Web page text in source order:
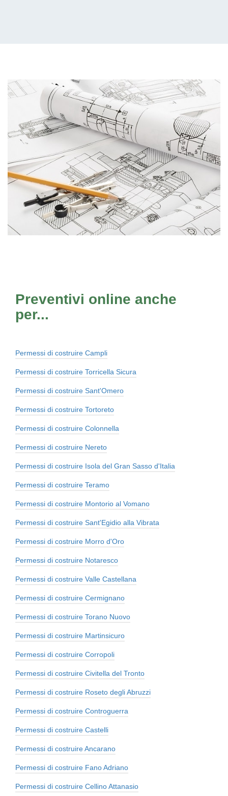
Preventivi online anche
per...
Permessi di costruire Campli
Permessi di costruire Torricella Sicura
Permessi di costruire Sant'Omero
Permessi di costruire Tortoreto
Permessi di costruire Colonnella
Permessi di costruire Nereto
Permessi di costruire Isola del Gran Sasso d'Italia
Permessi di costruire Teramo
Permessi di costruire Montorio al Vomano
Permessi di costruire Sant'Egidio alla Vibrata
Permessi di costruire Morro d'Oro
Permessi di costruire Notaresco
Permessi di costruire Valle Castellana
Permessi di costruire Cermignano
Permessi di costruire Torano Nuovo
Permessi di costruire Martinsicuro
Permessi di costruire Corropoli
Permessi di costruire Civitella del Tronto
Permessi di costruire Roseto degli Abruzzi
Permessi di costruire Controguerra
Permessi di costruire Castelli
Permessi di costruire Ancarano
Permessi di costruire Fano Adriano
Permessi di costruire Cellino Attanasio